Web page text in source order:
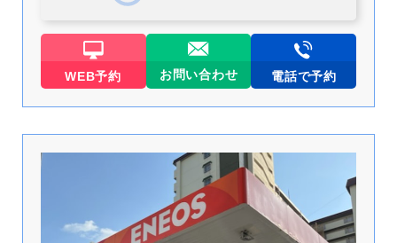
WEB予約 お問い合わせ 電話で予約